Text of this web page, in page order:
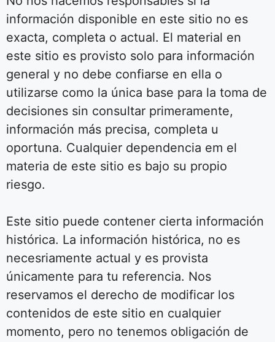
información disponible en este sitio no es
exacta, completa o actual. El material en
este sitio es provisto solo para información
general y no debe confiarse en ella o
utilizarse como la única base para la toma de
decisiones sin consultar primeramente,
información más precisa, completa u
oportuna. Cualquier dependencia em el
materia de este sitio es bajo su propio
riesgo.
Este sitio puede contener cierta información
histórica. La información histórica, no es
necesriamente actual y es provista
únicamente para tu referencia. Nos
reservamos el derecho de modificar los
contenidos de este sitio en cualquier
momento, pero no tenemos obligación de